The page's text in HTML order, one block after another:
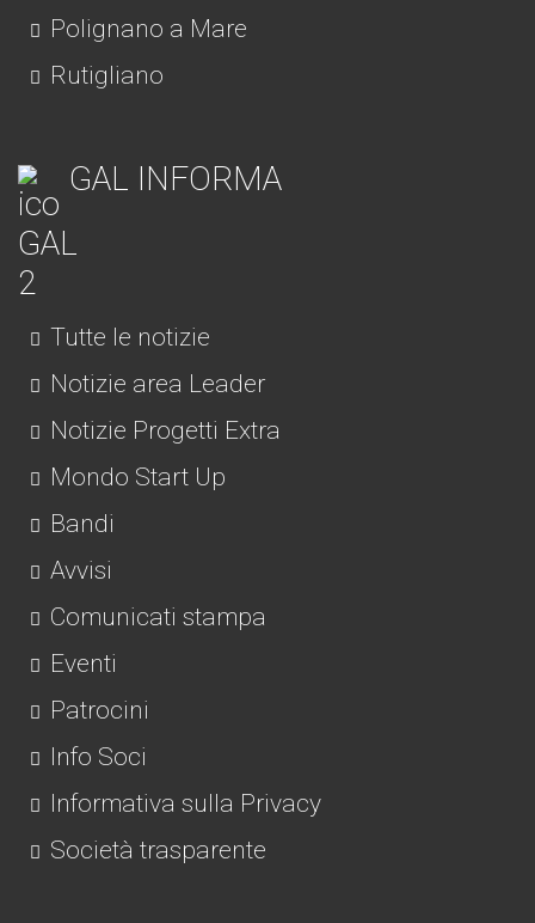
Polignano a Mare
Rutigliano
GAL INFORMA
Tutte le notizie
Notizie area Leader
Notizie Progetti Extra
Mondo Start Up
Bandi
Avvisi
Comunicati stampa
Eventi
Patrocini
Info Soci
Informativa sulla Privacy
Società trasparente